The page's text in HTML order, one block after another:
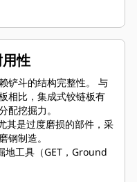
程中达到峰值。 Cat 铲
挖物料，提高了机器的
。
间内装载更多的物料。
，铲斗形状和侧挡板都
料保留在铲斗内。
性
铲斗的结构完整性。 与
相比，集成式铰链板有
配挖掘力。
其是过度磨损的部件，采
钢制造。
地工具（GET，Ground